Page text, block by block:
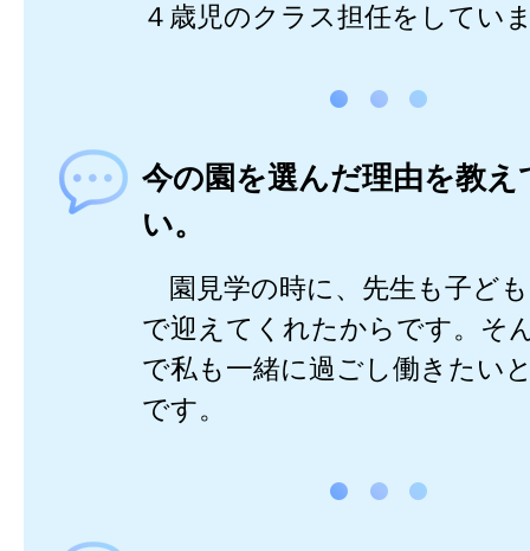
４歳児のクラス担任をしてい
今の園を選んだ理由を教え
い。
園見学の時に、先生も子ど
で迎えてくれたからです。そ
で私も一緒に過ごし働きたい
です。